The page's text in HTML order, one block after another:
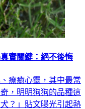
實關鍵：絕不後悔
療癒心靈，其中最常
，明明狗狗的品種這
？」貼文曝光引起熱